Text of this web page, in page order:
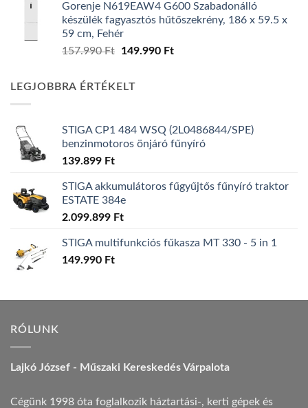
was:
139.990 Ft.
is:
119.990 Ft.
Gorenje N619EAW4 G600 Szabadonálló
készülék fagyasztós hűtőszekrény, 186 x 59.5 x
59 cm, Fehér
157.990Ft
Original
157.990 Ft.
149.990 FtCurrent
LEGJOBBRA ÉRTÉKELT
STIGA CP1 484 WSQ (2L0486844/SPE)
benzinmotoros önjáró fűnyíró
139.899 Ft
STIGA akkumulátoros fűgyűjtős fűnyíró traktor
ESTATE 384e
2.099.899 Ft
STIGA multifunkciós fűkasza MT 330 - 5 in 1
149.990 Ft
RÓLUNK
Lajkó József - Műszaki Kereskedés Várpalota
Cégünk 1998 óta foglalkozik háztartási-, kerti gépek és